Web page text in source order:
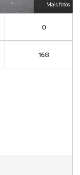
Mais fotos
0
168